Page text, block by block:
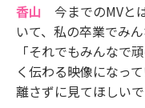
香山 今までのMVと
いて、私の卒業でみ
「それでもみんなで
く伝わる映像になっ
離さずに見てほしいで